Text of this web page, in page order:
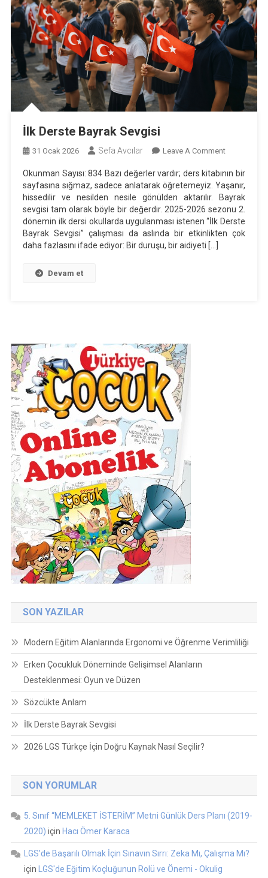
İlk Derste Bayrak Sevgisi
31 Ocak 2026 Sefa Avcılar Leave A CommentOn
Derste
Bayrak
Sevgisi
Okunman Sayısı: 834 Bazı değerler vardır; ders kitabının bir
sayfasına sığmaz, sadece anlatarak öğretemeyiz. Yaşanır,
hissedilir ve nesilden nesile gönülden aktarılır. Bayrak
sevgisi tam olarak böyle bir değerdir. 2025-2026 sezonu 2.
dönemin ilk dersi okullarda uygulanması istenen “İlk Derste
Bayrak Sevgisi” çalışması da aslında bir etkinlikten çok
daha fazlasını ifade ediyor: Bir duruşu, bir aidiyeti […]
Devam et
SON YAZILAR
Modern Eğitim Alanlarında Ergonomi ve Öğrenme Verimliliği
Erken Çocukluk Döneminde Gelişimsel Alanların
Desteklenmesi: Oyun ve Düzen
Sözcükte Anlam
İlk Derste Bayrak Sevgisi
2026 LGS Türkçe İçin Doğru Kaynak Nasıl Seçilir?
SON YORUMLAR
5. Sınıf “MEMLEKET İSTERİM” Metni Günlük Ders Planı (2019-
2020) için Hacı Ömer Karaca
LGS’de Başarılı Olmak İçin Sınavın Sırrı: Zeka Mı, Çalışma Mı?
için
LGS'de Eğitim Koçluğunun Rolü ve Önemi - Okulig